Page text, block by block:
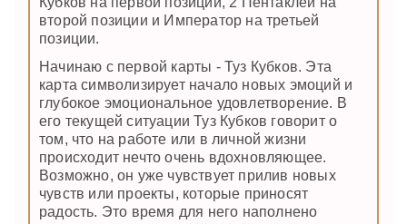
второй позиции и Император на третьей
позиции.
Начинаю с первой карты - Туз Кубков. Эта
карта символизирует начало новых эмоций и
глубокое эмоциональное удовлетворение. В
его текущей ситуации Туз Кубков говорит о
том, что на работе или в личной жизни
происходит нечто очень вдохновляющее.
Возможно, он уже чувствует прилив новых
чувств или проекты, которые приносят
радость. Это время для него наполнено